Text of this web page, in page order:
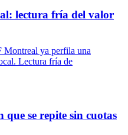
lectura fría del valor
Montreal ya perfila una
Lectura fría de
se repite sin cuotas